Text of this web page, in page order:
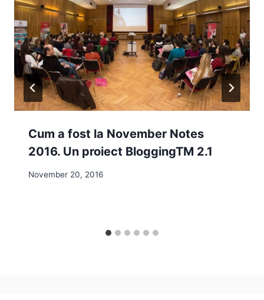
Cum a fost la November Notes
2016. Un proiect BloggingTM 2.1
November 20, 2016